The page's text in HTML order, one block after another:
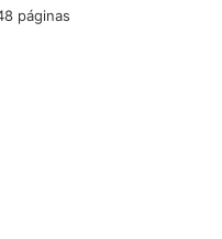
páginas